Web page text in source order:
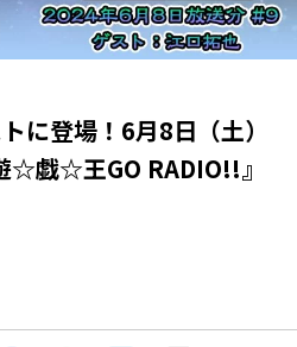
に登場！6月8日（土）
☆戯☆王GO RADIO!!』